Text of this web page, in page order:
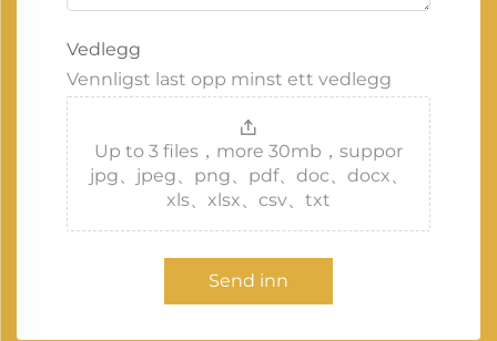
Vedlegg
Vennligst last opp minst ett vedlegg
Up to 3 files，more 30mb，suppor
jpg、jpeg、png、pdf、doc、docx、
xls、xlsx、csv、txt
Send inn